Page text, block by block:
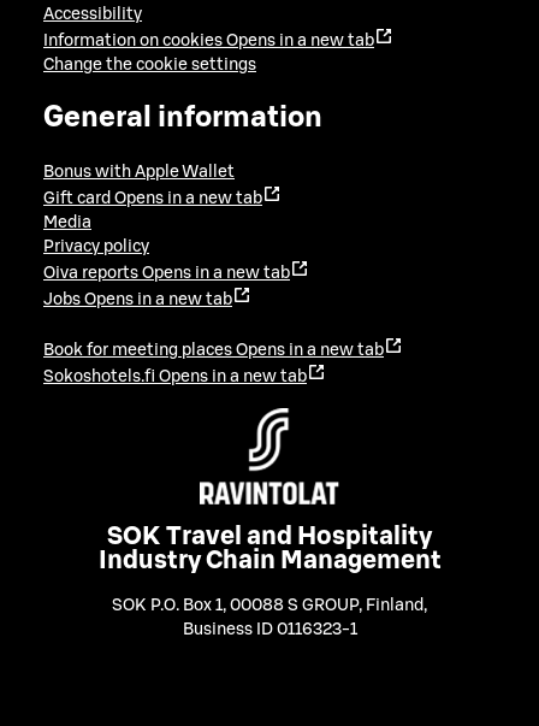
Accessibility
Information on cookies Opens in a new tab
Change the cookie settings
General information
Bonus with Apple Wallet
Gift card Opens in a new tab
Media
Privacy policy
Oiva reports Opens in a new tab
Jobs Opens in a new tab
Book for meeting places Opens in a new tab
Sokoshotels.fi Opens in a new tab
SOK Travel and Hospitality
Industry Chain Management
SOK P.O. Box 1, 00088 S GROUP, Finland ,
Business ID 0116323-1